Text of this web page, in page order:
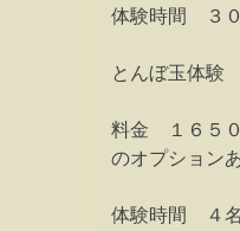
体験時間 ３
とんぼ玉体験
料金 １６５
のオプション
体験時間 ４